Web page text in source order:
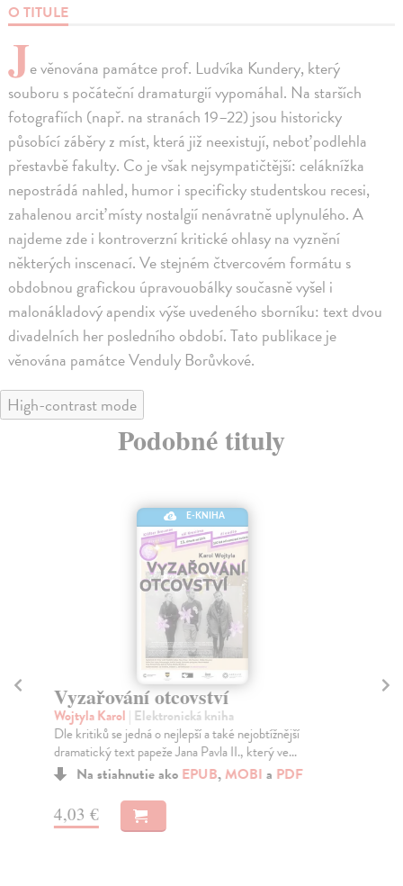
O TITULE
Je věnována památce prof. Ludvíka Kundery, který
souboru s počáteční dramaturgií vypomáhal. Na starších
fotografiích (např. na stranách 19–22) jsou historicky
působící záběry z míst, která již neexistují, neboť podlehla
přestavbě fakulty. Co je však nejsympatičtější: celáknížka
nepostrádá nahled, humor i specificky studentskou recesi,
zahalenou arciť místy nostalgií nenávratně uplynulého. A
najdeme zde i kontroverzní kritické ohlasy na vyznění
některých inscenací. Ve stejném čtvercovém formátu s
obdobnou grafickou úpravouobálky současně vyšel i
malonákladový apendix výše uvedeného sborníku: text dvou
divadelních her posledního období. Tato publikace je
věnována památce Venduly Borůvkové.
High-contrast mode
Podobné tituly
E-KNIHA
Vyzařování otcovství
Wojtyla Karol | Elektronická kniha
Dle kritiků se jedná o nejlepší a také nejobtížnější
dramatický text papeže Jana Pavla II., který ve...
Na stiahnutie ako EPUB,MOBI a PDF
4,03 €